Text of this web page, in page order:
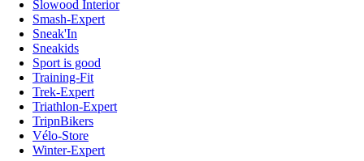
Slowood Interior
Smash-Expert
Sneak'In
Sneakids
Sport is good
Training-Fit
Trek-Expert
Triathlon-Expert
TripnBikers
Vélo-Store
Winter-Expert